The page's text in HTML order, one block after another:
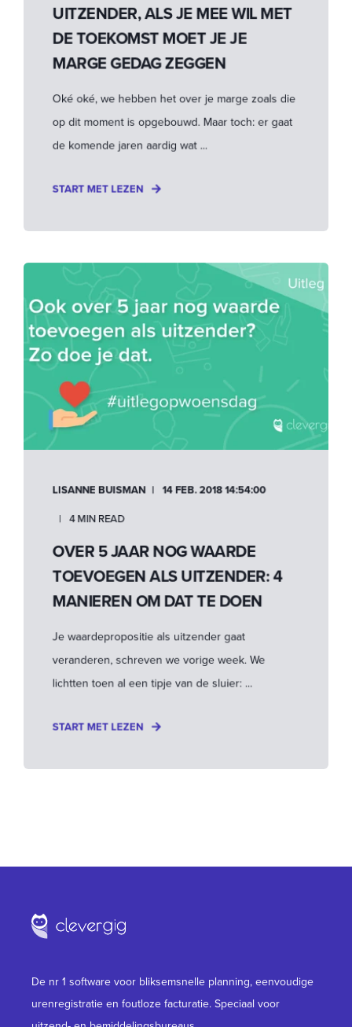
UITZENDER, ALS JE MEE WIL MET
DE TOEKOMST MOET JE JE
MARGE GEDAG ZEGGEN
Oké oké, we hebben het over je marge zoals die
op dit moment is opgebouwd. Maar toch: er gaat
de komende jaren aardig wat ...
START MET LEZEN
LISANNE BUISMAN 14 FEB. 2018 14:54:00
4 MIN READ
OVER 5 JAAR NOG WAARDE
TOEVOEGEN ALS UITZENDER: 4
MANIEREN OM DAT TE DOEN
Je waardepropositie als uitzender gaat
veranderen, schreven we vorige week. We
lichtten toen al een tipje van de sluier: ...
START MET LEZEN
De nr 1 software voor bliksemsnelle planning, eenvoudige
urenregistratie en foutloze facturatie. Speciaal voor